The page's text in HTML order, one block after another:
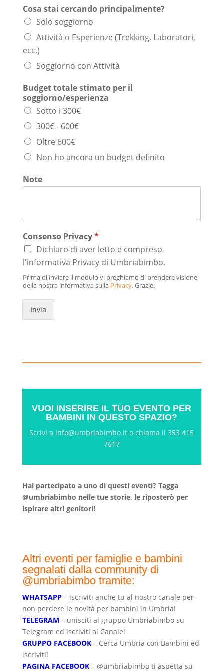
Cosa stai cercando principalmente?
Solo soggiorno
Attività o Esperienze (Trekking, Laboratori,
ecc.)
Soggiorno con Attività
Budget totale stimato per il
soggiorno/esperienza
Sotto i 300€
300€ - 600€
Oltre 600€
Non ho ancora un budget definito
Note
Consenso Privacy*
Dichiaro di aver letto e compreso
l'informativa Privacy di Umbriabimbo.
Prima di inviare il modulo vi preghiamo di prendere visione
della nostra informativa sulla Privacy. Grazie.
Invia
VUOI INSERIRE IL TUO EVENTO PER
BAMBINI IN QUESTO SPAZIO?
Scrivi a info@umbriabimbo.it o chiama il 353 415
7617
Hai partecipato a uno di questi eventi? Tagga
@umbriabimbo nelle tue storie, le riposterò per
ispirare altri genitori!
Altri eventi per famiglie e bambini
segnalati dalla community di
@umbriabimbo tramite:
WHATSAPP – iscriviti anche tu al nostro canale per
non perdere le novità per bambini in Umbria!
TELEGRAM – unisciti al gruppo Umbriabimbo su
Telegram ed iscriviti al Canale!
GRUPPO FACEBOOK – Cerca Umbria con Bambini ed
iscriviti!
PAGINA FACEBOOK – @umbriabimbo ti aspetta su